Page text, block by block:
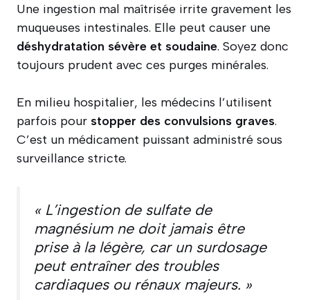
Une ingestion mal maîtrisée irrite gravement les
muqueuses intestinales. Elle peut causer une
déshydratation sévère et soudaine. Soyez donc
toujours prudent avec ces purges minérales.
En milieu hospitalier, les médecins l’utilisent
parfois pour stopper des convulsions graves.
C’est un médicament puissant administré sous
surveillance stricte.
« L’ingestion de sulfate de
magnésium ne doit jamais être
prise à la légère, car un surdosage
peut entraîner des troubles
cardiaques ou rénaux majeurs. »